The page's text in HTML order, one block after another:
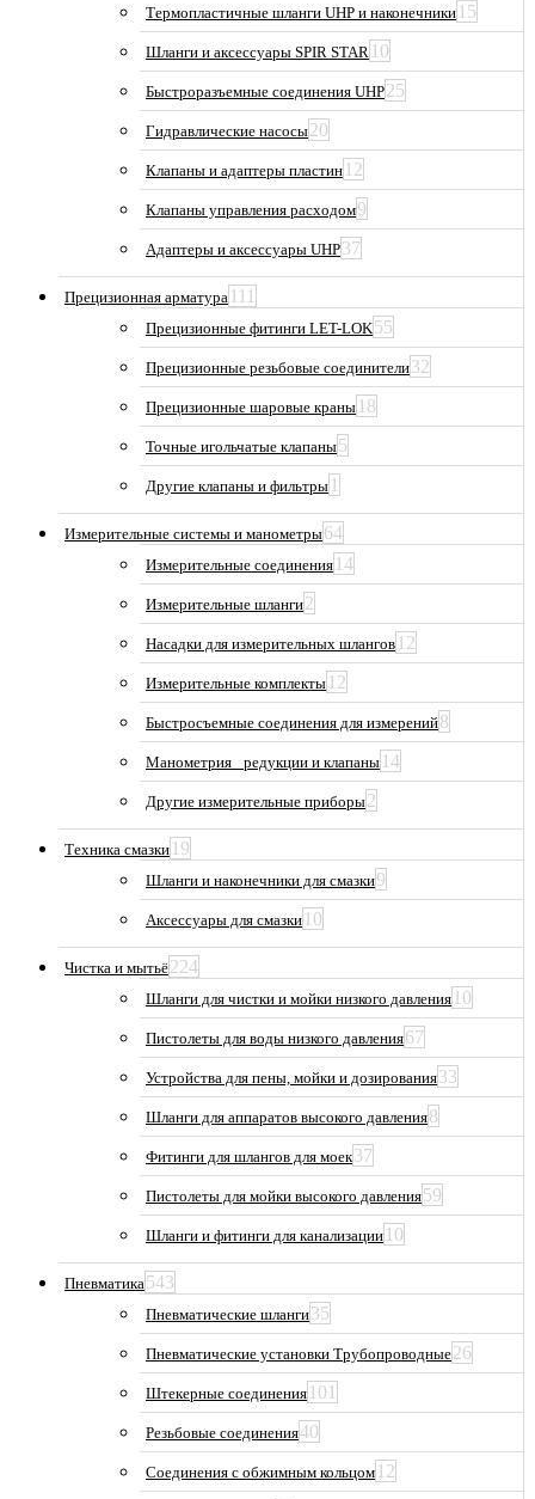
Термопластичные шланги UHP и наконечники 15
Шланги и аксессуары SPIR STAR 10
Быстроразъемные соединения UHP25
Гидравлические насосы20
Клапаны и адаптеры пластин 12
Клапаны управления расходом9
Адаптеры и аксессуары UHP37
Прецизионная арматура 111
Прецизионные фитинги LET-LOK55
Прецизионные резьбовые соединители32
Прецизионные шаровые краны 18
Точные игольчатые клапаны5
Другие клапаны и фильтры 1
Измерительные системы и манометры64
Измерительные соединения 14
Измерительные шланги2
Насадки для измерительных шлангов 12
Измерительные комплекты 12
Быстросъемные соединения для измерений8
Манометрия_ редукции и клапаны 14
Другие измерительные приборы2
Техника смазки 19
Шланги и наконечники для смазки9
Аксессуары для смазки 10
Чистка и мытьё224
Шланги для чистки и мойки низкого давления 10
Пистолеты для воды низкого давления67
Устройства для пены, мойки и дозирования33
Шланги для аппаратов высокого давления8
Фитинги для шлангов для моек37
Пистолеты для мойки высокого давления59
Шланги и фитинги для канализации 10
Пневматика543
Пневматические шланги35
Пневматические установки Трубопроводные26
Штекерные соединения 101
Резьбовые соединения40
Соединения с обжимным кольцом 12